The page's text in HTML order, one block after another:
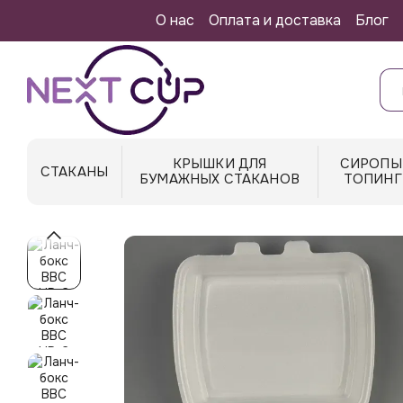
Перейти к основному контенту
О нас Оплата и доставка Блог
СТАКАНЫ
КРЫШКИ ДЛЯ
БУМАЖНЫХ СТАКАНОВ